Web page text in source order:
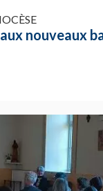
nouveaux